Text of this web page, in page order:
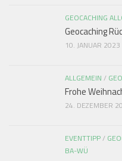
GEOCACHING
Geocaching
10. JANUAR 2023
ALLGEMEIN /
Frohe
24. DEZEMBER
EVENTTIPP/
BA-WÜ